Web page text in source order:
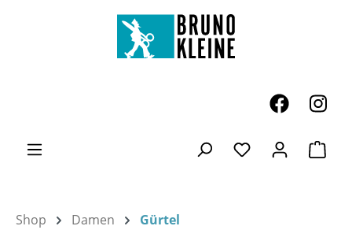
Zum Hauptinhalt springen
Du hast 0
Shop Damen Gürtel